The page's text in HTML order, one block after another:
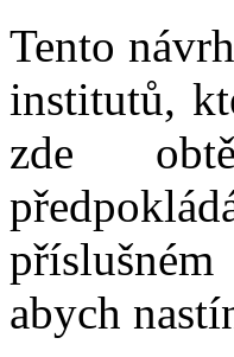
Tento
institutů,
zde
abych